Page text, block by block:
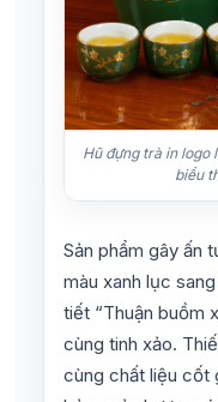
Hũ đựng trà in logo
biểu
Sản phẩm gây ấn
màu xanh lục
tiết “Thuận buồm
cùng tinh xảo.
cùng chất liệu cốt